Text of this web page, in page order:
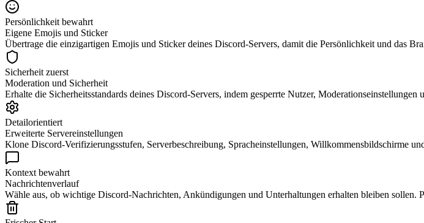
Persönlichkeit bewahrt
Eigene Emojis und Sticker
Übertrage die einzigartigen Emojis und Sticker deines Discord-Servers, damit die Persönlichkeit und das
Sicherheit zuerst
Moderation und Sicherheit
Erhalte die Sicherheitsstandards deines Discord-Servers, indem gesperrte Nutzer,
Detailorientiert
Erweiterte Servereinstellungen
Klone Discord-Verifizierungsstufen, Serverbeschreibung, Spracheinstellungen, Willkommensbildschirme
Kontext bewahrt
Nachrichtenverlauf
Wähle aus, ob wichtige Discord-Nachrichten, Ankündigungen und Unterhaltungen erhalten bleiben sollen.